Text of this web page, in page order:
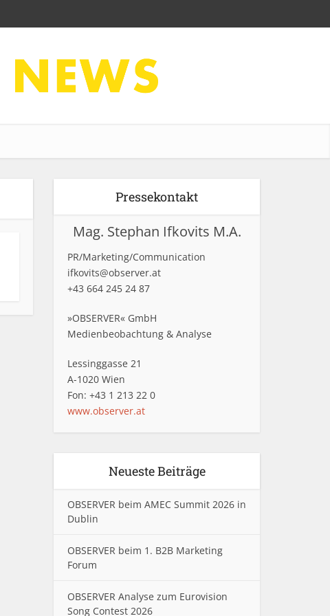
Pressekontakt
Mag. Stephan Ifkovits M.A.
PR/Marketing/Communication
ifkovits@observer.at
+43 664 245 24 87
»OBSERVER« GmbH
Medienbeobachtung & Analyse
Lessinggasse 21
A-1020 Wien
Fon: +43 1 213 22 0
www.observer.at
Neueste Beiträge
OBSERVER beim AMEC Summit 2026 in
Dublin
OBSERVER beim 1. B2B Marketing
Forum
OBSERVER Analyse zum Eurovision
Song Contest 2026